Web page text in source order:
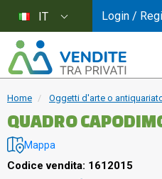
Home Oggetti d'arte o
QUADRO
Mappa
Codice vendita: 1612015
IT Login /